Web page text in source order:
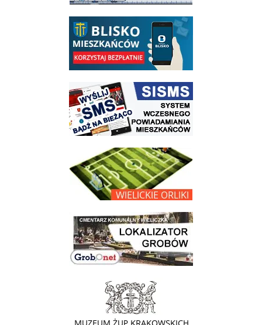
link do opisu aplikacji - BLISKO, Gmina Wieliczka w aplikacji Blisko
link do strony systemu wczesnego ostrzegania mieszkańców SISMS
link do opisu projektu Wielickie Orliki
link do lokalizatora grobów na wielickim cmentarzu - grobnet
link do strony - Muzeum Żup Krakowskich Wieliczka